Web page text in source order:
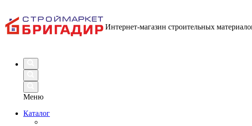
Интернет-магазин строительных
Меню
Каталог